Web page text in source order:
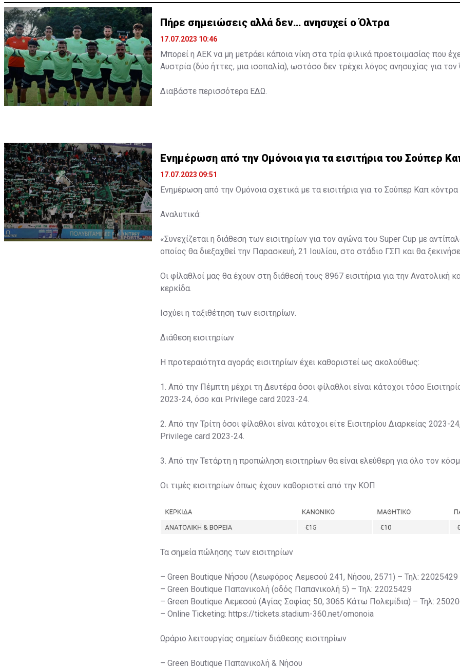
Πήρε σημειώσεις αλλά δεν… ανησυχεί ο Όλτρα
17.07.2023 10:46
Μπορεί η ΑΕΚ να μη μετράει κάποια νίκη στα τρία φιλικά προετοιμασίας που
Αυστρία (δύο ήττες, μια ισοπαλία), ωστόσο δεν τρέχει λόγος ανησυχίας για τον
Διαβάστε περισσότερα ΕΔΩ
Ενημέρωση από την Ομόνοια για τα εισιτήρια του Σούπερ
17.07.2023 09:51
Ενημέρωση από την Ομόνοια σχετικά με τα εισιτήρια για το Σούπερ Καπ κόντρα
Αναλυτικά:
«Συνεχίζεται η διάθεση των εισιτηρίων για τον αγώνα του Super Cup με
οποίος θα διεξαχθεί την Παρασκευή, 21 Ιουλίου, στο στάδιο ΓΣΠ και θα
Οι φίλαθλοί μας θα έχουν στη διάθεσή τους 8967 εισιτήρια για την Ανατολική
κερκίδα.
Ισχύει η ταξιθέτηση των εισιτηρίων.
Διάθεση εισιτηρίων
Η προτεραιότητα αγοράς εισιτηρίων έχει καθοριστεί ως ακολούθως:
1. Από την Πέμπτη μέχρι τη Δευτέρα όσοι φίλαθλοι είναι κάτοχοι τόσο
2023-24, όσο και Privilege card 2023-24.
2. Από την Τρίτη όσοι φίλαθλοι είναι κάτοχοι είτε Εισιτηρίου Διαρκείας 2023-
Privilege card 2023-24.
3. Από την Τετάρτη η προπώληση εισιτηρίων θα είναι ελεύθερη για όλο τον
Οι τιμές εισιτηρίων όπως έχουν καθοριστεί από την ΚΟΠ
Τα σημεία πώλησης των εισιτηρίων
– Green Boutique Νήσου (Λεωφόρος Λεμεσού 241, Νήσου, 2571) – Τηλ: 22025429
– Green Boutique Παπανικολή (οδός Παπανικολή 5) – Τηλ: 22025429
– Green Boutique Λεμεσού (Αγίας Σοφίας 50, 3065 Κάτω Πολεμίδια) – Τηλ:
– Online Ticketing: https://tickets.stadium-360.net/omonoia
Ωράριο λειτουργίας σημείων διάθεσης εισιτηρίων
– Green Boutique Παπανικολή & Νήσου